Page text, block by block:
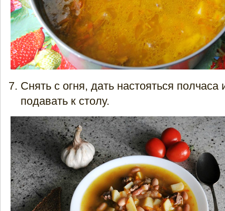
Снять с огня, дать настояться
подавать к столу.